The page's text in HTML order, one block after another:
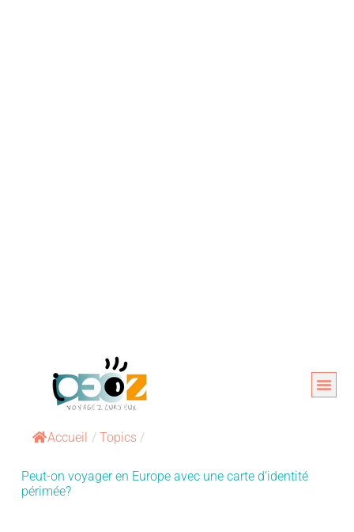
contenuAccueil / Topics /
Peut-on voyager en Europe avec une carte d’identité
périmée?